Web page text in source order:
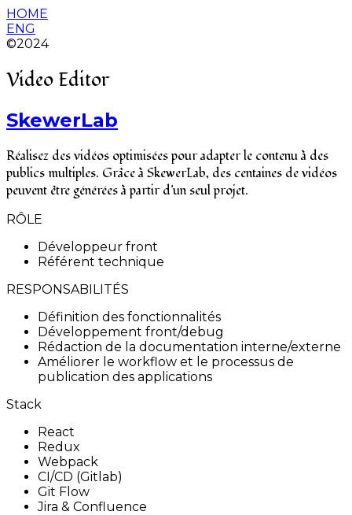
HOME
ENG
©2024
Video Editor
SkewerLab
Réalisez des vidéos optimisées pour adapter le contenu à des
publics multiples. Grâce à SkewerLab, des centaines de vidéos
peuvent être générées à partir d'un seul projet.
RÔLE
Développeur front
Référent technique
RESPONSABILITÉS
Définition des fonctionnalités
Développement front/debug
Rédaction de la documentation interne/externe
Améliorer le workflow et le processus de
publication des applications
Stack
React
Redux
Webpack
CI/CD (Gitlab)
Git Flow
Jira & Confluence